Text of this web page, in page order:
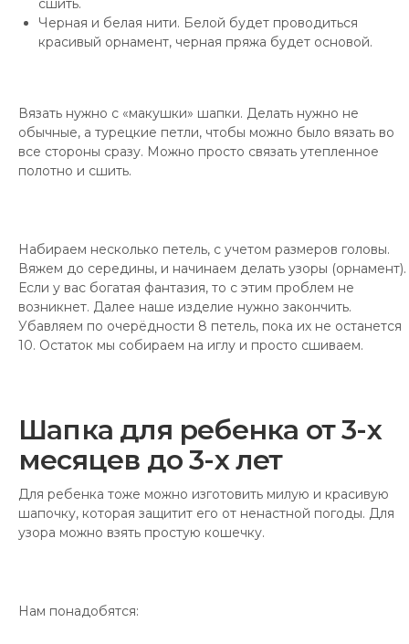
сшить.
Черная и белая нити. Белой будет проводиться
красивый орнамент, черная пряжа будет основой.
Вязать нужно с «макушки» шапки. Делать нужно не
обычные, а турецкие петли, чтобы можно было вязать во
все стороны сразу. Можно просто связать утепленное
полотно и сшить.
Набираем несколько петель, с учетом размеров головы.
Вяжем до середины, и начинаем делать узоры (орнамент).
Если у вас богатая фантазия, то с этим проблем не
возникнет. Далее наше изделие нужно закончить.
Убавляем по очерёдности 8 петель, пока их не останется
10. Остаток мы собираем на иглу и просто сшиваем.
Шапка для ребенка от 3-х
месяцев до 3-х лет
Для ребенка тоже можно изготовить милую и красивую
шапочку, которая защитит его от ненастной погоды. Для
узора можно взять простую кошечку.
Нам понадобятся: